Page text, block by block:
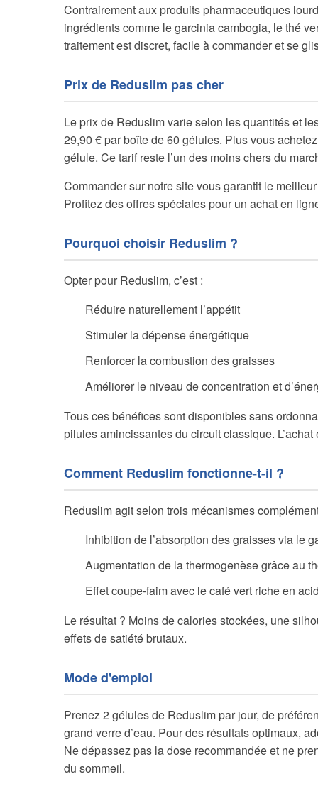
Contrairement aux produits pharmaceutiques
ingrédients comme le garcinia cambogia, le thé
traitement est discret, facile à commander et se
Prix de Reduslim pas cher
Le prix de Reduslim varie selon les quantités et
29,90 € par boîte de 60 gélules. Plus vous
gélule. Ce tarif reste l’un des moins chers du
Commander sur notre site vous garantit le
Profitez des offres spéciales pour un achat en
Pourquoi choisir Reduslim ?
Opter pour Reduslim, c’est :
Réduire naturellement l’appétit
Stimuler la dépense énergétique
Renforcer la combustion des graisses
Améliorer le niveau de concentration et
Tous ces bénéfices sont disponibles sans
pilules amincissantes du circuit classique.
Comment Reduslim fonctionne-t-il ?
Reduslim agit selon trois mécanismes
Inhibition de l’absorption des graisses via le
Augmentation de la thermogenèse grâce au
Effet coupe-faim avec le café vert riche en
Le résultat ? Moins de calories stockées, une
effets de satiété brutaux.
Mode d'emploi
Prenez 2 gélules de Reduslim par jour, de
grand verre d’eau. Pour des résultats optimaux,
Ne dépassez pas la dose recommandée et ne
du sommeil.